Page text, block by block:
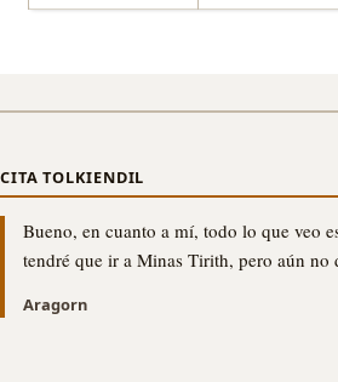
CITA TOLKIENDIL
Bueno, en cuanto a mí, todo lo que veo
tendré que ir a Minas Tirith, pero aún no
Aragorn